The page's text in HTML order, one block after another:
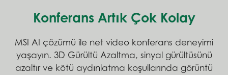
Konferans Artık Çok Kolay
MSI AI çözümü ile net video konferans deneyimi
yaşayın. 3D Gürültü Azaltma, sinyal gürültüsünü
azaltır ve kötü aydınlatma koşullarında görüntü